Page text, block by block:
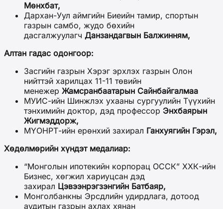
Мөнхбат,
Дархан-Уул аймгийн Биеийн тамир, спортын
газрын самбо, жудо бөхийн
дасгалжуулагч Данзандагвын Балжинням,
Алтан гадас одонгоор:
Засгийн газрын Хэрэг эрхлэх газрын Олон
нийттэй харилцах 11-11 төвийн
менежер Жамсранбаатарын Сайнбайгалмаа
МУИС-ийн Шинжлэх ухааны сургуулийн Түүхийн
тэнхимийн доктор, дэд профессор Энхбаярын
Жигмэддорж,
МҮОНРТ-ийн ерөнхий захирал Ганхуягийн Гэрэл,
Хөдөлмөрийн хүндэт медалиар:
“Монголын ипотекийн корпорац ОССК” ХХК-ийн
Бизнес, хөгжил хариуцсан дэд
захирал Цэвээнрэгзэнгийн Батбаяр,
Монголбанкны Эрсдлийн удирдлага, дотоод
аудитын газрын ахлах хянан